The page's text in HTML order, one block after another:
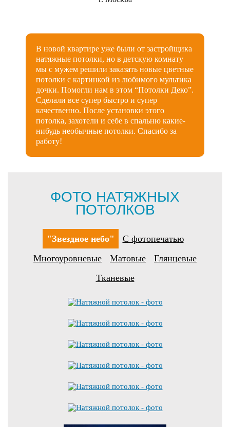
В новой квартире уже были от застройщика
натяжные потолки, но в детскую комнату
мы с мужем решили заказать новые цветные
потолки с картинкой из любимого мультика
дочки. Помогли нам в этом “Потолки Деко”.
Сделали все супер быстро и супер
качественно. После установки этого
потолка, захотели и себе в спальню какие-
нибудь необычные потолки. Спасибо за
работу!
ФОТО НАТЯЖНЫХ
ПОТОЛКОВ
"Звездное небо"
С фотопечатью
Многоуровневые
Матовые
Глянцевые
Тканевые